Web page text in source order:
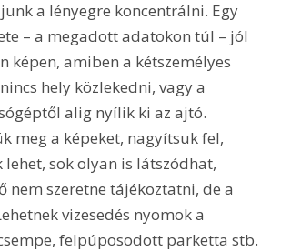
a lényegre koncentrálni. Egy
– a megadott adatokon túl – jól
képen, amiben a kétszemélyes
hely közlekedni, vagy a
alig nyílik ki az ajtó.
meg a képeket, nagyítsuk fel,
lehet, sok olyan is látszódhat,
nem szeretne tájékoztatni, de a
vizesedés nyomok a
felpúposodott parketta stb.